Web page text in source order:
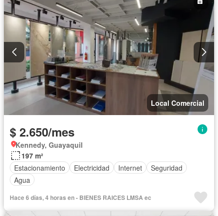
Local Comercial
$ 2.650/mes
Kennedy, Guayaquil
197 m²
Estacionamiento
Electricidad Internet
Seguridad
Agua
Hace 6 días, 4 horas en - BIENES RAICES LMSA ec